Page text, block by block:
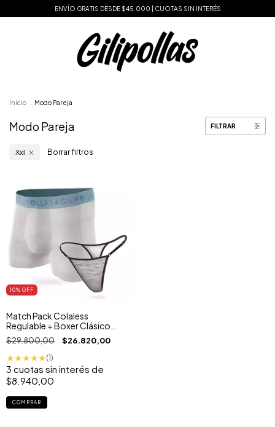
ENVÍO GRATIS DESDE $45.000 | CUOTAS SIN INTERÉS
Inicio Modo Pareja
Modo Pareja FILTRAR
Xxl Borrar filtros
10% OFF
Match Pack Colaless
Regulable + Boxer Clásico
Gris Melange
$29.800,00 $26.820,00
★★★★★(1)
3 cuotas sin interés de
$8.940,00
COMPRAR